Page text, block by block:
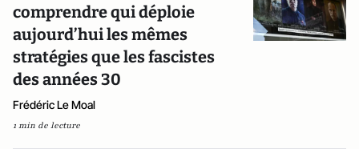
comprendre qui déploie
aujourd’hui les mêmes
stratégies que les fascistes
des années 30
Frédéric Le Moal
1 min de lecture